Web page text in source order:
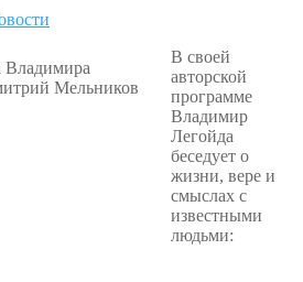
В своей
авторской
программе
Владимир
Легойда
беседует о
жизни, вере и
смыслах с
известными
людьми: